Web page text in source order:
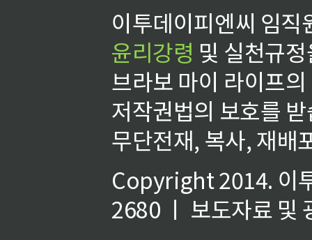
이투데이피엔씨 임
윤리강령 및 실천규
브라보 마이 라이프
저작권법의 보호를
무단전재, 복사, 재배
Copyright 2014. 이
2680 ㅣ 보도자료